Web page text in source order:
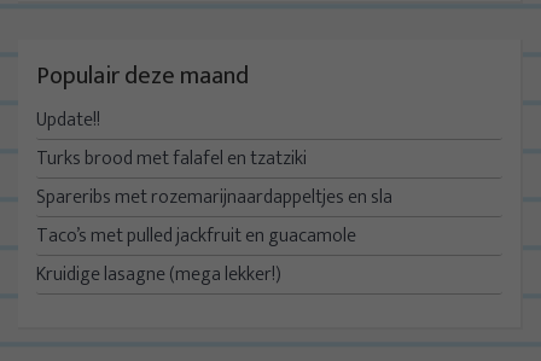
Populair deze maand
Update!!
Turks brood met falafel en tzatziki
Spareribs met rozemarijnaardappeltjes en sla
Taco’s met pulled jackfruit en guacamole
Kruidige lasagne (mega lekker!)